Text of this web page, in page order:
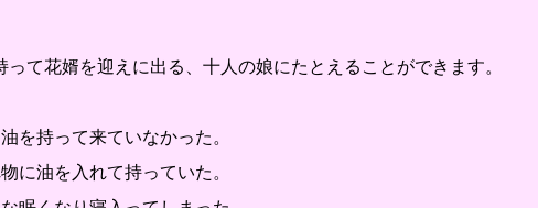
て花婿を迎えに出る、十人の娘にたとえることができます。
を持って来ていなかった。
に油を入れて持っていた。